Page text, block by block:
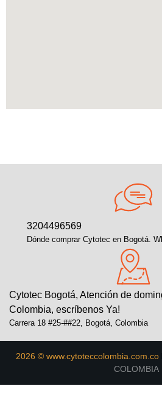
3204496569
Dónde comprar Cytotec en Bogotá.
Cytotec Bogotá, Atención de
Colombia, escríbenos Ya!
Carrera 18 #25-##22, Bogotá, Colombia
2026 © www.cytoteccolombia.com.co
COLOMBIA